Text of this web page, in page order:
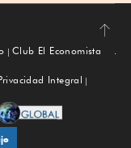
Subir
Club El Economista
Integral